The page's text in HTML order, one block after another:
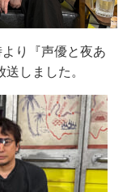
り『声優と夜あ
しました。